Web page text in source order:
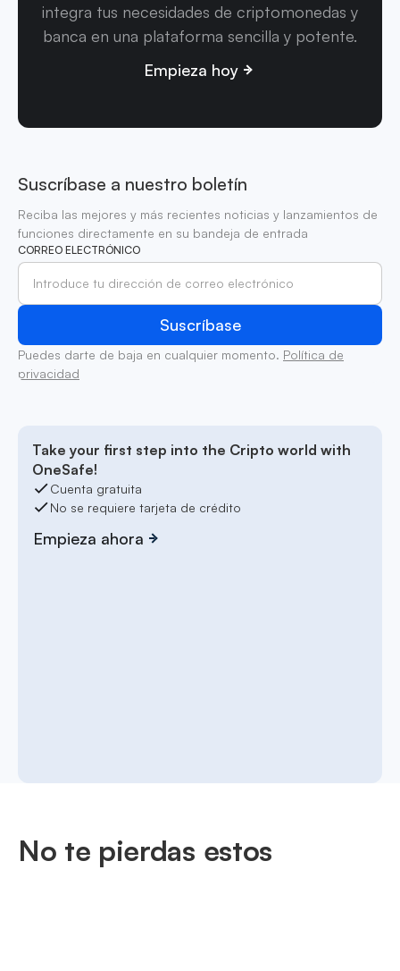
integra tus necesidades de criptomonedas y
banca en una plataforma sencilla y potente.
Empieza hoy
Suscríbase a nuestro boletín
Reciba las mejores y más recientes noticias y lanzamientos de
funciones directamente en su bandeja de entrada
CORREO ELECTRÓNICO
Puedes darte de baja en cualquier momento. Política de
privacidad
Take your first step into the Cripto world with
OneSafe!
Cuenta gratuita
No se requiere tarjeta de crédito
Empieza ahora
No te pierdas estos